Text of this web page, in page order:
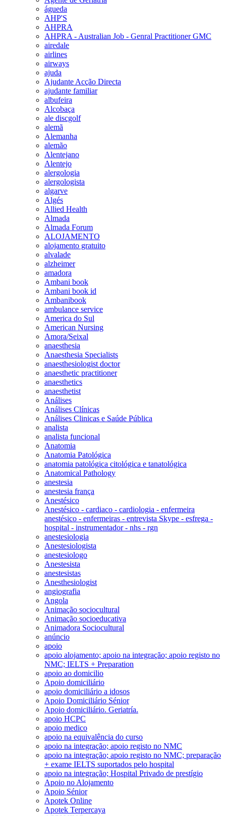
águeda
AHP'S
AHPRA
AHPRA - Australian Job - Genral Practitioner GMC
airedale
airlines
airways
ajuda
Ajudante Acção Directa
ajudante familiar
albufeira
Alcobaça
ale discgolf
alemã
Alemanha
alemão
Alentejano
Alentejo
alergologia
alergologista
algarve
Algés
Allied Health
Almada
Almada Forum
ALOJAMENTO
alojamento gratuito
alvalade
alzheimer
amadora
Ambani book
Ambani book id
Ambanibook
ambulance service
America do Sul
American Nursing
Amora/Seixal
anaesthesia
Anaesthesia Specialists
anaesthesiologist doctor
anaesthetic practitioner
anaesthetics
anaesthetist
Análises
Análises Clínicas
Análises Clinicas e Saúde Pública
analista
analista funcional
Anatomia
Anatomia Patológica
anatomia patológica citológica e tanatológica
Anatomical Pathology
anestesia
anestesia frança
Anestésico
Anestésico - cardiaco - cardiologia - enfermeira
anestésico - enfermeiras - entrevista Skype - esfrega -
hospital - instrumentador - nhs - rgn
anestesiologia
Anestesiologista
anestesiologo
Anestesista
anestesistas
Anesthesiologist
angiografia
Angola
Animação sociocultural
Animação socioeducativa
Animadora Sociocultural
anúncio
apoio
apoio alojamento; apoio na integração; apoio registo no
NMC; IELTS + Preparation
apoio ao domicilio
Apoio domiciliário
apoio domiciliário a idosos
Apoio Domiciliário Sénior
Apoio domiciliário. Geriatría.
apoio HCPC
apoio medico
apoio na equivalência do curso
apoio na integração; apoio registo no NMC
apoio na integração; apoio registo no NMC; preparação
+ exame IELTS suportados pelo hospital
apoio na integração; Hospital Privado de prestígio
Apoio no Alojamento
Apoio Sénior
Apotek Online
Apotek Terpercaya